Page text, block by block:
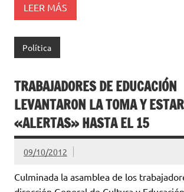
LEER MÁS
Política
TRABAJADORES DE EDUCACIÓN
LEVANTARON LA TOMA Y
«ALERTAS» HASTA EL 15
09/10/2012
Culminada la asamblea de los